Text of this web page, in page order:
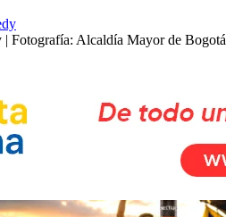
Fotografía: Alcaldía Mayor de Bogotá